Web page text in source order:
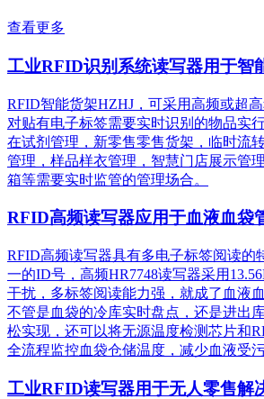
查看更多
工业RFID识别系统读写器用于智
RFID智能货架HZHJ，可采用高频或超
对贴有电子标签需要实时识别的物品实
在试剂管理，新零售零售货架，临时流
管理，样品样衣管理，智慧门店展示管
箱等需要实时监管的管理场合。
RFID高频读写器应用于血液血袋
RFID高频读写器具有多电子标签阅读的
一的ID号，高频HR7748读写器采用
干扰，多标签阅读能力强，就成了血液
不管是血袋的冷库实时盘点，还是进出
松实现，还可以将无源温度检测芯片和
全流程监控血袋仓储温度，减少血液受污
工业RFID读写器用于无人零售解